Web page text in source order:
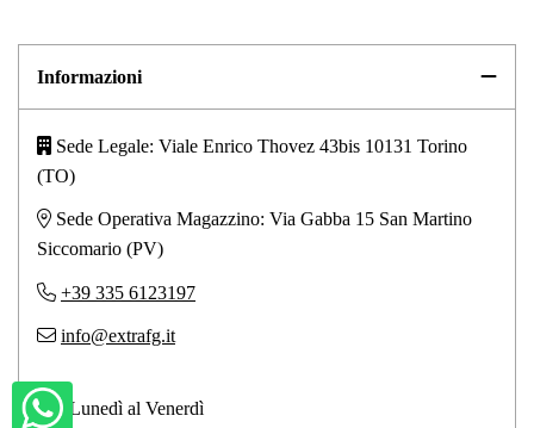
Informazioni
Sede Legale: Viale Enrico Thovez 43bis 10131 Torino
(TO)
Sede Operativa Magazzino: Via Gabba 15 San Martino
Siccomario (PV)
+39 335 6123197
info@extrafg.it
Dal Lunedì al Venerdì